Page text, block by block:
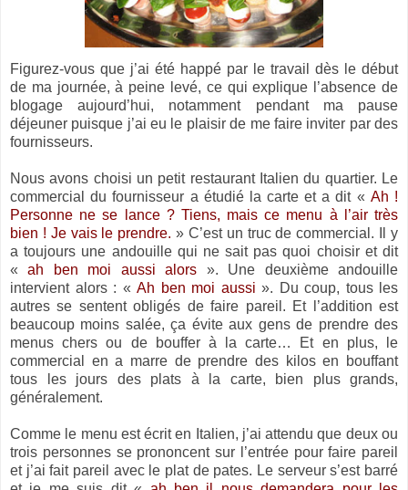
Figurez-vous que j’ai été happé par le travail dès le début
de ma journée, à peine levé, ce qui explique l’absence de
blogage aujourd’hui, notamment pendant ma pause
déjeuner puisque j’ai eu le plaisir de me faire inviter par des
fournisseurs.
Nous avons choisi un petit restaurant Italien du quartier. Le
commercial du fournisseur a étudié la carte et a dit « Ah !
Personne ne se lance ? Tiens, mais ce menu à l’air très
bien ! Je vais le prendre. » C’est un truc de commercial. Il y
a toujours une andouille qui ne sait pas quoi choisir et dit
«ah ben moi aussi alors ». Une deuxième andouille
intervient alors : « Ah ben moi aussi ». Du coup, tous les
autres se sentent obligés de faire pareil. Et l’addition est
beaucoup moins salée, ça évite aux gens de prendre des
menus chers ou de bouffer à la carte… Et en plus, le
commercial en a marre de prendre des kilos en bouffant
tous les jours des plats à la carte, bien plus grands,
généralement.
Comme le menu est écrit en Italien, j’ai attendu que deux ou
trois personnes se prononcent sur l’entrée pour faire pareil
et j’ai fait pareil avec le plat de pates. Le serveur s’est barré